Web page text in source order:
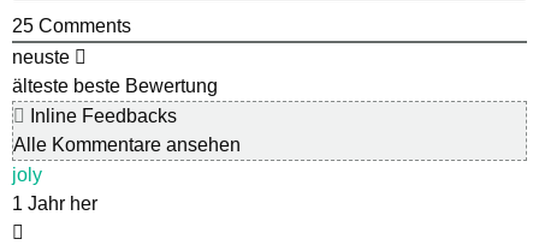
25 Comments
neuste
älteste beste Bewertung
Inline Feedbacks
Alle Kommentare ansehen
joly
1 Jahr her